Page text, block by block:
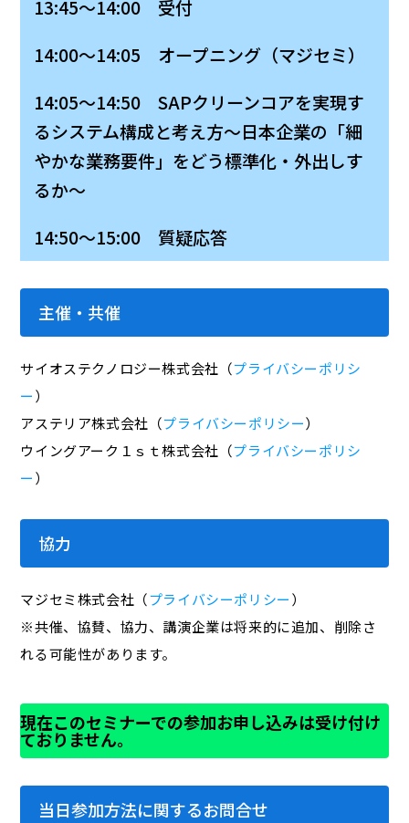
13:45～14:00 受付
14:00～14:05 オープニング（マジセミ）
14:05～14:50 SAPクリーンコアを実現す
るシステム構成と考え方～日本企業の「細
やかな業務要件」をどう標準化・外出しす
るか～
14:50～15:00 質疑応答
主催・共催
サイオステクノロジー株式会社（プライバシーポリシ
ー）
アステリア株式会社（プライバシーポリシー）
ウイングアーク１ｓｔ株式会社（プライバシーポリシ
ー）
協力
マジセミ株式会社（プライバシーポリシー）
※共催、協賛、協力、講演企業は将来的に追加、削除さ
れる可能性があります。
現在このセミナーでの参加お申し込みは受け付け
ておりません。
当日参加方法に関するお問合せ